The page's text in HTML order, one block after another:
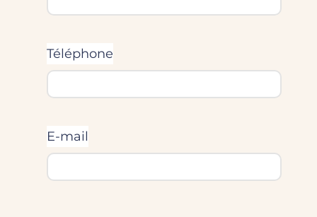
Téléphone
E-mail